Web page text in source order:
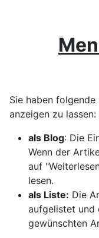
Sie haben
anzeigen zu lassen:
als Blog: Die
Wenn der
auf
lesen.
als Liste: Die
aufgelistet und
gewünschten